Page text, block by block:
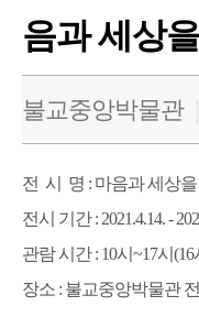
음과 세상
불교중앙박물관
전 시 명 : 마음과 세상
전시 기간 : 2021.4.14. -
관람 시간 : 10시~17시
장소 : 불교중앙박물관